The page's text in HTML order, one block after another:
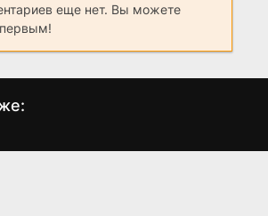
еще нет. Вы можете
Томас и его друзья: